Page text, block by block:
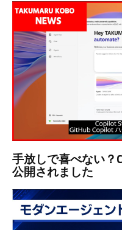
手放しで喜べない？
公開されました